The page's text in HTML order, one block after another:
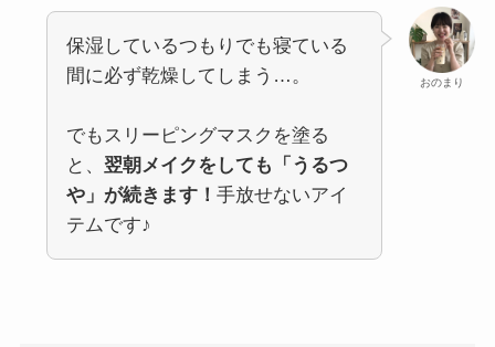
おのまり
保湿しているつもりでも寝ている
間に必ず乾燥してしまう…。
でもスリーピングマスクを塗る
と、 翌朝メイクをしても「うるつ
や」が続きます！ 手放せないアイ
テムです♪